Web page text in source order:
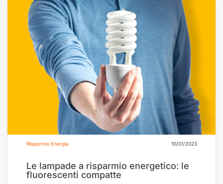
Risparmio Energia 10/01/2023
Le lampade a risparmio energetico: le
fluorescenti compatte